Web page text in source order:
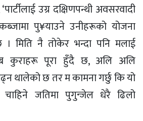
उग्र दक्षिणपन्थी अवसरवादी
पु¥याउने उनीहरूको योजना
नै तोकेर भन्दा पनि मलाई
कुराहरू पूरा हुँदै छ, अलि अलि
थालेको छ तर म कामना गर्छु कि यो
जतिमा पुगुन्जेल धेरै ढिलो